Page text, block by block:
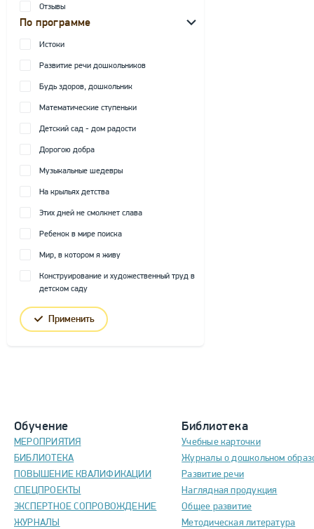
Отзывы
По программе
Истоки
Развитие речи дошкольников
Будь здоров, дошкольник
Математические ступеньки
Детский сад - дом радости
Дорогою добра
Музыкальные шедевры
На крыльях детства
Этих дней не смолкнет слава
Ребенок в мире поиска
Мир, в котором я живу
Конструирование и художественный труд в
детском саду
Применить
Обучение
МЕРОПРИЯТИЯ
БИБЛИОТЕКА
ПОВЫШЕНИЕ КВАЛИФИКАЦИИ
СПЕЦПРОЕКТЫ
ЭКСПЕРТНОЕ СОПРОВОЖДЕНИЕ
ЖУРНАЛЫ
Библиотека
Учебные карточки
Журналы о дошкольном
Развитие речи
Наглядная продукция
Общее развитие
Методическая литература